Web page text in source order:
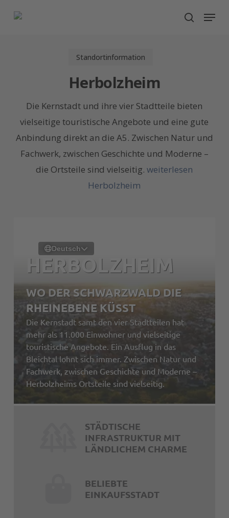
search
Menu
Standortinformation
Herbolzheim
Die Kernstadt und ihre vier Stadtteile bieten
vielseitige touristische Angebote und eine gute
Anbindung direkt an die A5. Zwischen Natur und
Fachwerk, zwischen Geschichte und Moderne –
die Ortsteile sind vielseitig.weiterlesen
Herbolzheim